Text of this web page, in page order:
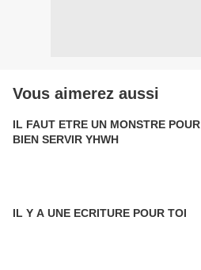
Vous aimerez aussi
IL FAUT ETRE UN MONSTRE POUR
BIEN SERVIR YHWH
IL Y A UNE ECRITURE POUR TOI